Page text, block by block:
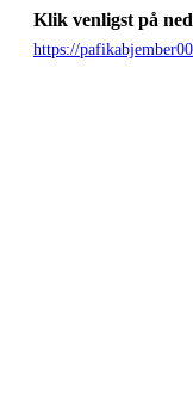
Klik venligst på
https://